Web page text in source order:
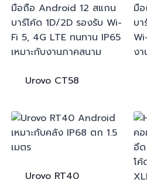
Urovo CT58
Urovo RT40